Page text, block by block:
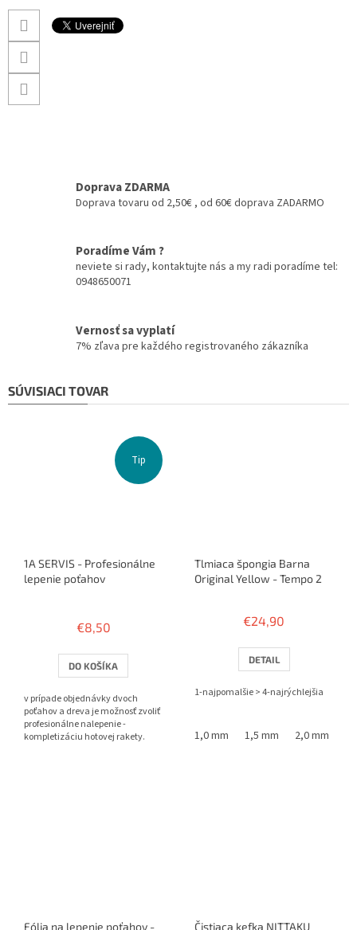
Doprava ZDARMA
Doprava tovaru od 2,50€ , od 60€ doprava ZADARMO
Poradíme Vám ?
neviete si rady, kontaktujte nás a my radi poradíme tel:
0948650071
Vernosť sa vyplatí
7% zľava pre každého registrovaného zákazníka
SÚVISIACI TOVAR
Tip
1A SERVIS - Profesionálne
lepenie poťahov
produktu
3,8
z
hviezdičiek.
€8,50
DO KOŠÍKA
v prípade objednávky dvoch
poťahov a dreva je možnosť zvoliť
profesionálne nalepenie -
kompletizáciu hotovej rakety.
Tlmiaca špongia Barna
Original Yellow - Tempo 2
€24,90
DETAIL
1-najpomalšie > 4-najrýchlejšia
1,0 mm 1,5 mm 2,0 mm
Fólia na lepenie poťahov - Čistiaca kefka NITTAKU